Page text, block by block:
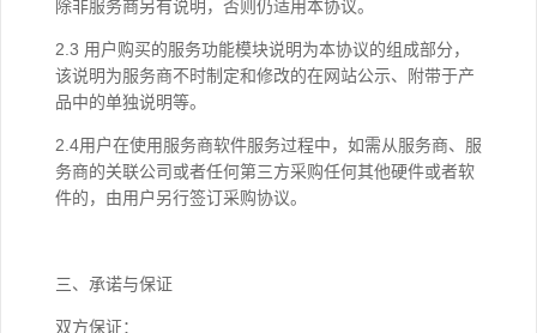
除非服务商另有说明，否则仍适用本协议。
2.3 用户购买的服务功能模块说明为本协议的组成部分，
该说明为服务商不时制定和修改的在网站公示、附带于产
品中的单独说明等。
2.4用户在使用服务商软件服务过程中，如需从服务商、服
务商的关联公司或者任何第三方采购任何其他硬件或者软
件的，由用户另行签订采购协议。
三、承诺与保证
双方保证：